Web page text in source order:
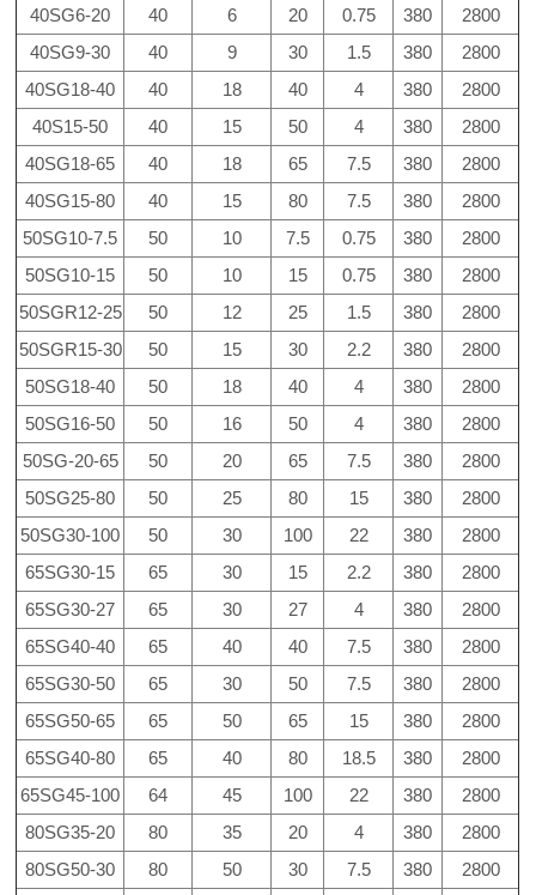
40SG6-20 40 6 20 0.75 380
2800
40SG9-30
40 9 30 1.5 380
2800
40SG18-40
40 18 40 4 380
2800
40S15-50
40 15 50 4 380
2800
40SG18-65
40 18 65 7.5 380
2800
40SG15-80
40 15 80 7.5 380
2800
50SG10-7.5
50 10 7.5 0.75 380
2800
50SG10-15
50 10 15 0.75 380
2800
50SGR12-25
50 12 25 1.5 380
2800
50SGR15-30
50 15 30 2.2 380
2800
50SG18-40
50 18 40 4 380
2800
50SG16-50
50 16 50 4 380
2800
50SG-20-65
50 20 65 7.5 380
2800
50SG25-80
50 25 80 15 380
2800
50SG30-100
50 30 100 22 380
2800
65SG30-15
65 30 15 2.2 380
2800
65SG30-27
65 30 27 4 380
2800
65SG40-40
65 40 40 7.5 380
2800
65SG30-50
65 30 50 7.5 380
2800
65SG50-65
65 50 65 15 380
2800
65SG40-80
65 40 80 18.5 380
2800
65SG45-100
64 45 100 22 380
2800
80SG35-20
80 35 20 4 380
2800
80SG50-30
80 50 30 7.5 380
2800